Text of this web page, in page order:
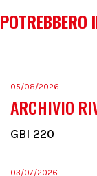
POTREBBERO
05/08/2026
ARCHIVIO
GBI 220
03/07/2026